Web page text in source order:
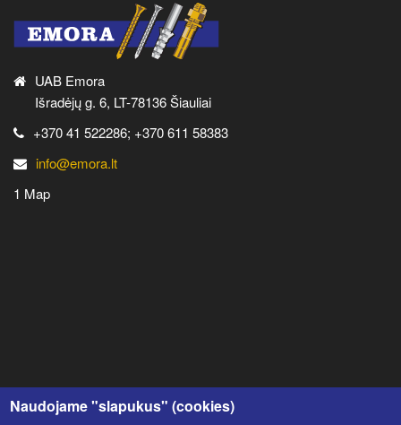
UAB Emora
Išradėjų g. 6, LT-78136 Šiauliai
+370 41 522286; +370 611 58383
info@emora.lt
1 Map
Naudojame "slapukus" (cookies)